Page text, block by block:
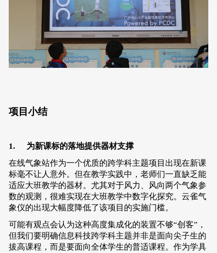
项目小结
1. 为新课标的落地提供器材支撑
在线气象站作为一个优质的跨学科主题项目出现在新课
标毫不让人意外。但在教学实践中，老师们一直缺乏能
适应大班教学的器材。尤其对于风力、风向两个气象参
数的观测，很难实现在大班教学中数字化探究。云雀气
象仪的出现大幅度降低了该项目的实施门槛。
可能有观点会认为这种高度集成化的装置不够“创客”，
但我们要明确信息科技跨学科主题并非是面向尖子生的
拔高课程，而是要面向全体学生的普适课程。作为学具